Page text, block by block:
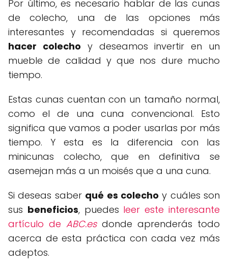
Por último, es necesario hablar de las cunas
de colecho, una de las opciones más
interesantes y recomendadas si queremos
hacer colecho y deseamos invertir en un
mueble de calidad y que nos dure mucho
tiempo.
Estas cunas cuentan con un tamaño normal,
como el de una cuna convencional. Esto
significa que vamos a poder usarlas por más
tiempo. Y esta es la diferencia con las
minicunas colecho, que en definitiva se
asemejan más a un moisés que a una cuna.
Si deseas saber qué es colecho y cuáles son
sus beneficios, puedes leer este interesante
artículo de ABC.esdonde aprenderás todo
acerca de esta práctica con cada vez más
adeptos.